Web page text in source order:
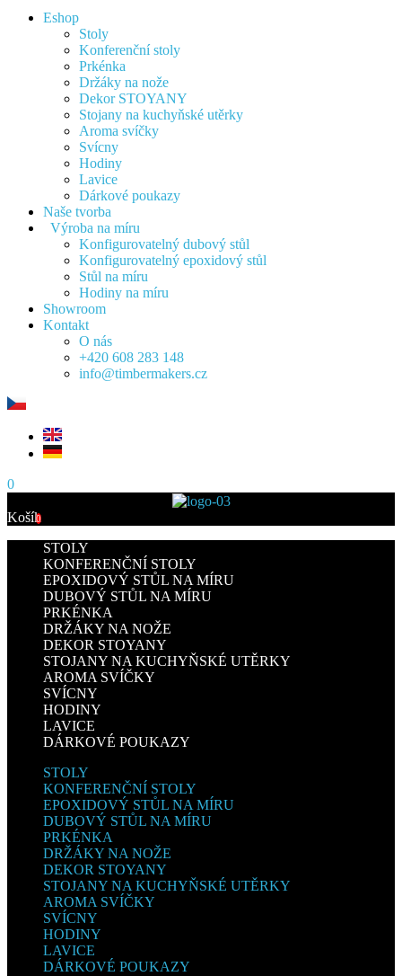
Eshop
Stoly
Konferenční stoly
Prkénka
Držáky na nože
Dekor STOYANY
Stojany na kuchyňské utěrky
Aroma svíčky
Svícny
Hodiny
Lavice
Dárkové poukazy
Naše tvorba
Výroba na míru
Konfigurovatelný dubový stůl
Konfigurovatelný epoxidový stůl
Stůl na míru
Hodiny na míru
Showroom
Kontakt
O nás
+420 608 283 148
info@timbermakers.cz
0
Košík
0
STOLY
KONFERENČNÍ STOLY
EPOXIDOVÝ STŮL NA MÍRU
DUBOVÝ STŮL NA MÍRU
PRKÉNKA
DRŽÁKY NA NOŽE
DEKOR STOYANY
STOJANY NA KUCHYŇSKÉ UTĚRKY
AROMA SVÍČKY
SVÍCNY
HODINY
LAVICE
DÁRKOVÉ POUKAZY
STOLY
KONFERENČNÍ STOLY
EPOXIDOVÝ STŮL NA MÍRU
DUBOVÝ STŮL NA MÍRU
PRKÉNKA
DRŽÁKY NA NOŽE
DEKOR STOYANY
STOJANY NA KUCHYŇSKÉ UTĚRKY
AROMA SVÍČKY
SVÍCNY
HODINY
LAVICE
DÁRKOVÉ POUKAZY